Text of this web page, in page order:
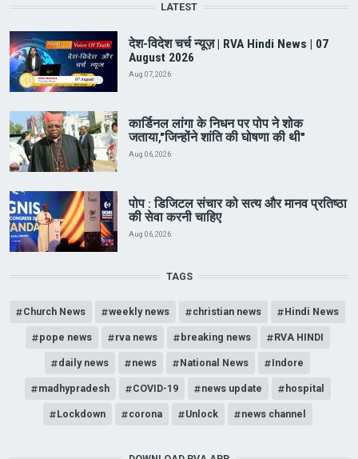
LATEST
देश-विदेश चर्च न्यूज़ | RVA Hindi News | 07
August 2026
Aug 07, 2026
कार्डिनल लांगा के निधन पर पोप ने शोक
जताया,"जिन्होंने शांति की घोषणा की थी"
Aug 06, 2026
पोप : डिजिटल संचार को सत्य और मानव प्रतिष्ठा
की सेवा करनी चाहिए
Aug 06, 2026
TAGS
Church News weekly news christian news Hindi News
pope news rva news breaking news RVA HINDI
daily news news National News Indore
madhypradesh COVID-19 news update hospital
Lockdown corona Unlock news channel